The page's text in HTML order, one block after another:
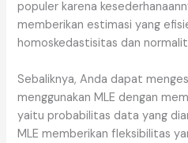
populer karena
memberikan estimasi yang
homoskedastisitas dan
Sebaliknya, Anda dapat
menggunakan MLE dengan
yaitu probabilitas data yang
MLE memberikan fleksibilitas